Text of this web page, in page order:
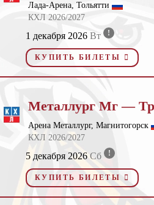
Лада-Арена, Тольятти
КХЛ 2026/2027
1 декабря 2026 Вт !
КУПИТЬ БИЛЕТЫ
Металлург Мг —
Арена Металлург, Магнитогорск
КХЛ 2026/2027
5 декабря 2026 Сб !
КУПИТЬ БИЛЕТЫ